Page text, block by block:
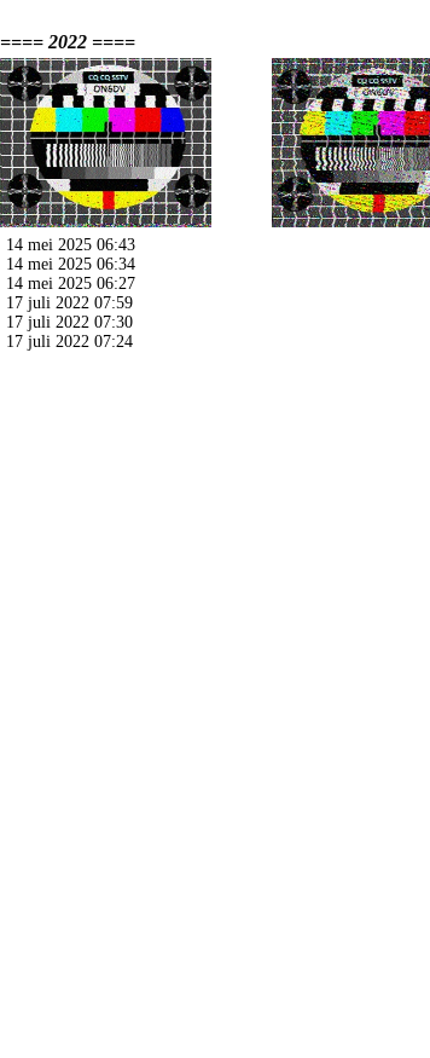
==== 2022 ====
14 mei 2025 06:43
14 mei 2025 06:34
14 mei 2025 06:27
17 juli 2022 07:59
17 juli 2022 07:30
17 juli 2022 07:24